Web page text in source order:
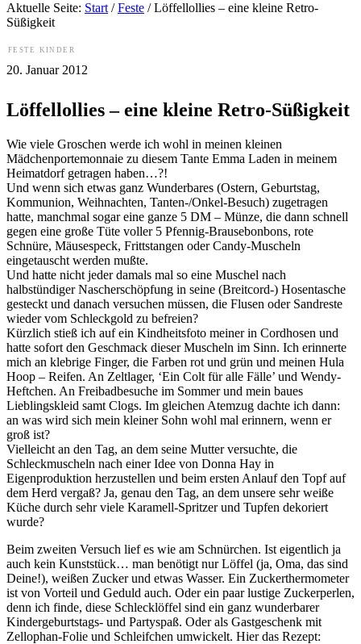
Aktuelle Seite: Start / Feste /Löffellollies – eine kleine Retro-
Süßigkeit
FESTE KINDER
20. Januar 2012
Löffellollies – eine kleine Retro-Süßigkeit
Wie viele Groschen werde ich wohl in meinen kleinen
Mädchenportemonnaie zu diesem Tante Emma Laden in meinem
Heimatdorf getragen haben…?!
Und wenn sich etwas ganz Wunderbares (Ostern, Geburtstag,
Kommunion, Weihnachten, Tanten-/Onkel-Besuch) zugetragen
hatte, manchmal sogar eine ganze 5 DM – Münze, die dann schnell
gegen eine große Tüte voller 5 Pfennig-Brausebonbons, rote
Schnüre, Mäusespeck, Frittstangen oder Candy-Muscheln
eingetauscht werden mußte.
Und hatte nicht jeder damals mal so eine Muschel nach
halbstündiger Nascherschöpfung in seine (Breitcord-) Hosentasche
gesteckt und danach versuchen müssen, die Flusen oder Sandreste
wieder vom Schleckgold zu befreien?
Kürzlich stieß ich auf ein Kindheitsfoto meiner in Cordhosen und
hatte sofort den Geschmack dieser Muscheln im Sinn. Ich erinnerte
mich an klebrige Finger, die Farben rot und grün und meinen Hula
Hoop – Reifen. An Zeltlager, ‘Ein Colt für alle Fälle’ und Wendy-
Heftchen. An Freibadbesuche im Sommer und mein baues
Lieblingskleid samt Clogs. Im gleichen Atemzug dachte ich dann:
an was wird sich mein kleiner Sohn wohl mal erinnern, wenn er
groß ist?
Vielleicht an den Tag, an dem seine Mutter versuchte, die
Schleckmuscheln nach einer Idee von Donna Hay in
Eigenproduktion herzustellen und beim ersten Anlauf den Topf auf
dem Herd vergaß? Ja, genau den Tag, an dem unsere sehr weiße
Küche durch sehr viele Karamell-Spritzer und Tupfen dekoriert
wurde?
Beim zweiten Versuch lief es wie am Schnürchen. Ist eigentlich ja
auch kein Kunststück… man benötigt nur Löffel (ja, Oma, das sind
Deine!), weißen Zucker und etwas Wasser. Ein Zuckerthermometer
ist von Vorteil und Geduld auch. Oder ein paar lustige Zuckerperlen,
denn ich finde, diese Schlecklöffel sind ein ganz wunderbarer
Kindergeburtstags- und Partyspaß. Oder als Gastgeschenk mit
Zellophan-Folie und Schleifchen umwickelt. Hier das Rezept: